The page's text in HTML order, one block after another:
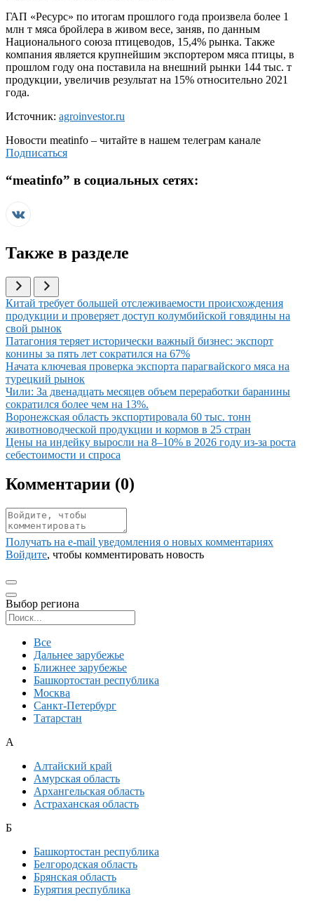
ГАП «Ресурс» по итогам прошлого года произвела более 1
млн т мяса бройлера в живом весе, заняв, по данным
Национального союза птицеводов, 15,4% рынка. Также
компания является крупнейшим экспортером мяса птицы, в
прошлом году она поставила на внешний рынки 144 тыс. т
продукции, увеличив результат на 15% относительно 2021
года.
Источник: agroinvestor.ru
Новости meatinfo – читайте в нашем телеграм канале
Подписаться
“meatinfo” в социальных сетях:
Также в разделе
Иллюстрация новости
Китай требует большей отслеживаемости происхождения
продукции и проверяет доступ колумбийской говядины на
свой рынок
Иллюстрация новости
Патагония теряет исторически важный бизнес: экспорт
конины за пять лет сократился на 67%
Иллюстрация новости
Начата ключевая проверка экспорта парагвайского мяса на
турецкий рынок
Иллюстрация новости
Чили: За двенадцать месяцев объем переработки баранины
сократился более чем на 13%.
Иллюстрация новости
Воронежская область экспортировала 60 тыс. тонн
животноводческой продукции и кормов в 25 стран
Иллюстрация новости
Цены на индейку выросли на 8–10% в 2026 году из-за роста
себестоимости и спроса
Комментарии (0)
Получать на e‑mail уведомления о новых комментариях
Войдите, чтобы комментировать новость
Выбор региона
Все
Дальнее зарубежье
Ближнее зарубежье
Башкортостан республика
Москва
Санкт-Петербург
Татарстан
А
Алтайский край
Амурская область
Архангельская область
Астраханская область
Б
Башкортостан республика
Белгородская область
Брянская область
Бурятия республика